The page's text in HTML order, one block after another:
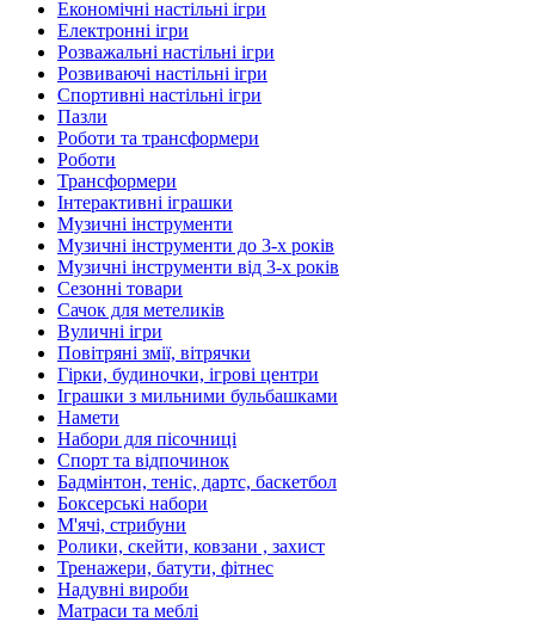
Економічні настільні ігри
Електронні ігри
Розважальні настільні ігри
Розвиваючі настільні ігри
Спортивні настільні ігри
Пазли
Роботи та трансформери
Роботи
Трансформери
Інтерактивні іграшки
Музичні інструменти
Музичні інструменти до 3-х років
Музичні інструменти від 3-х років
Сезонні товари
Сачок для метеликів
Вуличні ігри
Повітряні змії, вітрячки
Гірки, будиночки, ігрові центри
Іграшки з мильними бульбашками
Намети
Набори для пісочниці
Спорт та відпочинок
Бадмінтон, теніс, дартс, баскетбол
Боксерські набори
М'ячі, стрибуни
Ролики, скейти, ковзани , захист
Тренажери, батути, фітнес
Надувні вироби
Матраси та меблі